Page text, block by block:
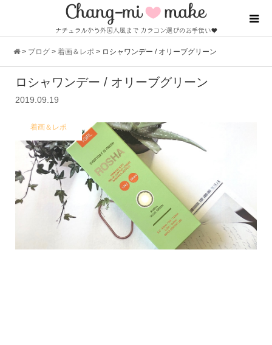
> ブログ >着画＆レポ > ロシャワンデー / オリーブグリーン
ロシャワンデー / オリーブグリーン
2019.09.19
着画＆レポ